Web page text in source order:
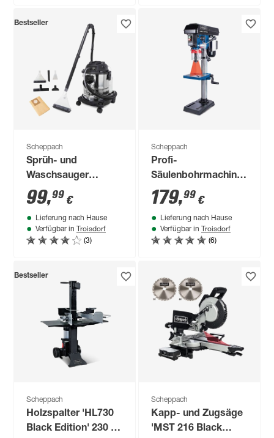
Bestseller
Scheppach
Sprüh- und
Waschsauger
'SWT20' 5-in-1
Funktion 1600 W
99,99 €
Lieferung nach Hause
Verfügbar in Troisdorf
(3)
Scheppach
Profi-
Säulenbohrmachine
'DP19Vario' 550 W
179,99 €
Lieferung nach Hause
Verfügbar in Troisdorf
(6)
Bestseller
Scheppach
Holzspalter 'HL730
Black Edition' 230 V
Scheppach
Kapp- und Zugsäge
'MST 216 Black